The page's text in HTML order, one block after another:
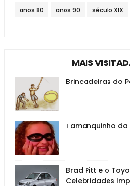
anos 80 anos 90 século XIX
MAIS
Brincadeiras do
Tamanquinho da
Brad Pitt e o
Celebridades